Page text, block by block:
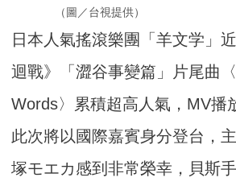
（圖／台視提供）
日本人氣搖滾樂團「羊文学」
迴戰》「澀谷事變篇」片尾曲
Words〉累積超高人氣，MV播
此次將以國際嘉賓身分登台，
塚モエカ感到非常榮幸，貝斯